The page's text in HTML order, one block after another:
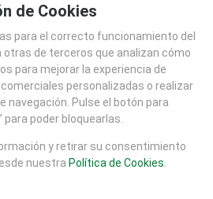
RECOMENDAR
(30)
de Cookies
para el correcto funcionamiento del
otras de terceros que analizan cómo
para mejorar la experiencia de
personalizadas o realizar
navegación. Pulse el botón para
para poder bloquearlas.
y retirar su consentimiento
nuestra Política de Cookies